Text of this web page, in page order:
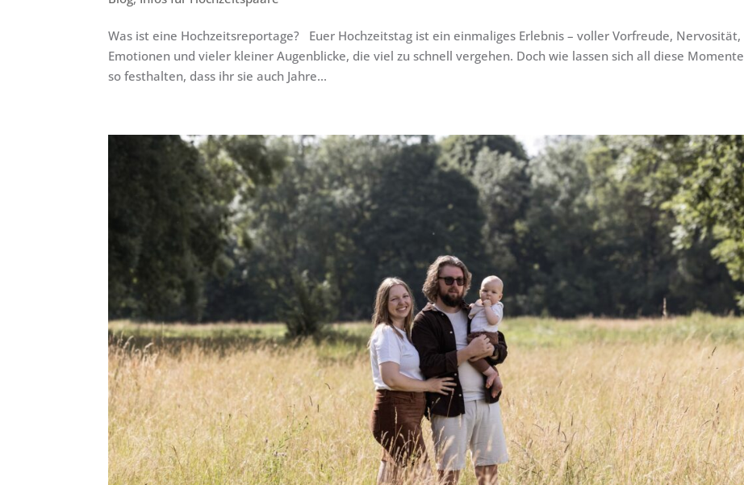
Was ist eine Hochzeitsreportage? Euer Hochzeitstag ist ein einmaliges Erlebnis – voller Vorfreude, Nervosität,
Emotionen und vieler kleiner Augenblicke, die viel zu schnell vergehen. Doch wie lassen sich all diese Momente
so festhalten, dass ihr sie auch Jahre...